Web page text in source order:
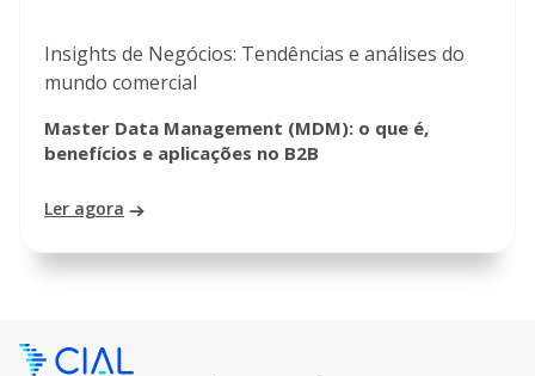
Insights de Negócios: Tendências e análises do
mundo comercial
Master Data Management (MDM): o que é,
benefícios e aplicações no B2B
Ler agora